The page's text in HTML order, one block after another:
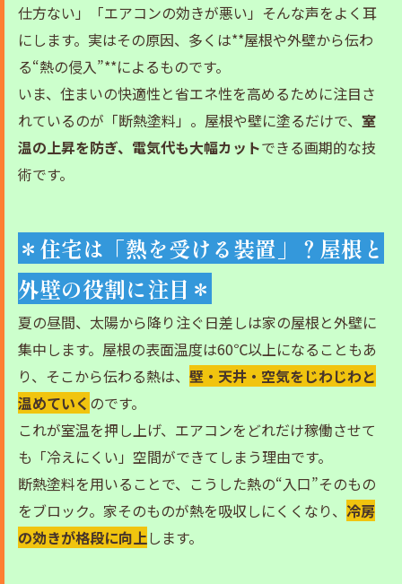
仕方ない」「エアコンの効きが悪い」そんな声をよく耳
にします。実はその原因、多くは**屋根や外壁から伝わ
る“熱の侵入”**によるものです。
いま、住まいの快適性と省エネ性を高めるために注目さ
れているのが「断熱塗料」。屋根や壁に塗るだけで、 室
温の上昇を防ぎ、電気代も大幅カットできる画期的な技
術です。
＊住宅は「熱を受ける装置」？屋根と
外壁の役割に注目＊
夏の昼間、太陽から降り注ぐ日差しは家の屋根と外壁に
集中します。屋根の表面温度は60℃以上になることもあ
り、そこから伝わる熱は、 壁・天井・空気をじわじわと
温めていく のです。
これが室温を押し上げ、エアコンをどれだけ稼働させて
も「冷えにくい」空間ができてしまう理由です。
断熱塗料を用いることで、こうした熱の“入口”そのもの
をブロック。家そのものが熱を吸収しにくくなり、 冷房
の効きが格段に向上します。